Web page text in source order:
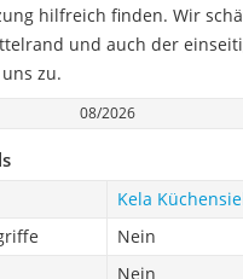
hilfreich finden. Wir
und auch der
zu.
08/2026
Kela
Nein
Nein